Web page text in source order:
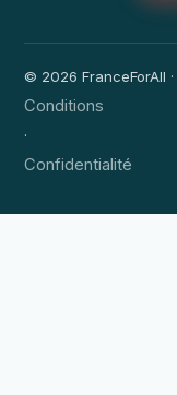
© 2026 FranceForAll
Conditions
·
Confidentialité